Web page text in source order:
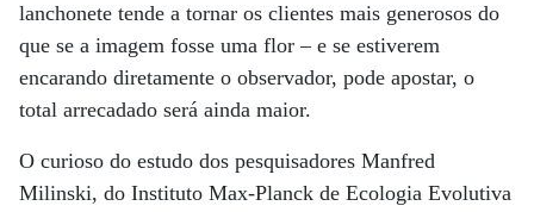
lanchonete tende a tornar os clientes mais generosos do
que se a imagem fosse uma flor – e se estiverem
encarando diretamente o observador, pode apostar, o
total arrecadado será ainda maior.
O curioso do estudo dos pesquisadores Manfred
Milinski, do Instituto Max-Planck de Ecologia Evolutiva